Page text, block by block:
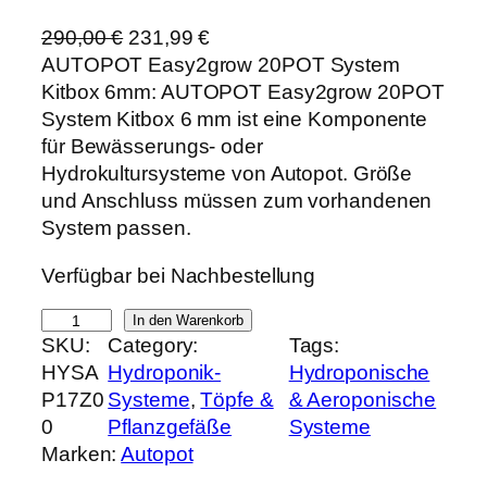
290,00€ U
r
s
p
r
ü
n
g
i
c
h
e
r
P
r
231,99€A
k
t
u
e
l
l
P
r
e
i
s
i
AUTOPOT Easy2grow 20POT System
Kitbox 6mm: AUTOPOT Easy2grow 20POT
System Kitbox 6 mm ist eine Komponente
für Bewässerungs- oder
Hydrokultursysteme von Autopot. Größe
und Anschluss müssen zum vorhandenen
System passen.
Verfügbar bei Nachbestellung
U
T
O
P
O
In den Warenkorb
SKU:
HYSA
P17Z0
0
Category:
Hydroponik-
Systeme, Töpfe &
Pflanzgefäße
Tags:
Hydroponische
& Aeroponische
Systeme
Marken:Autopot